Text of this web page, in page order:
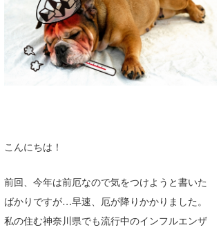
こんにちは！
前回、今年は前厄なので気をつけようと書いた
ばかりですが…早速、厄が降りかかりました。
私の住む神奈川県でも流行中のインフルエンザ
千葉南
大阪
VOTE!
サーファーズ
ライター/寄稿メディア